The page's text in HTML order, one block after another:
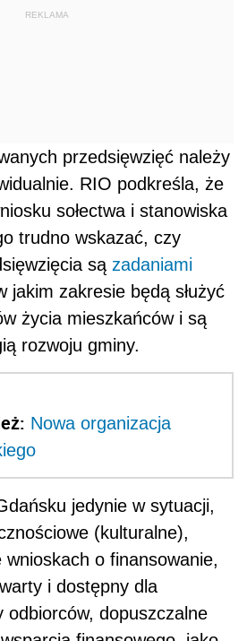
REKLAMA
przedsięwzięć należy
RIO podkreśla, że
sołectwa i stanowiska
trudno wskazać, czy
są zadaniami
jakim zakresie będą służyć
życia mieszkańców i są
rozwoju gminy.
Nowa organizacja
jedynie w sytuacji,
(kulturalne),
o finansowanie,
i dostępny dla
odbiorców, dopuszczalne